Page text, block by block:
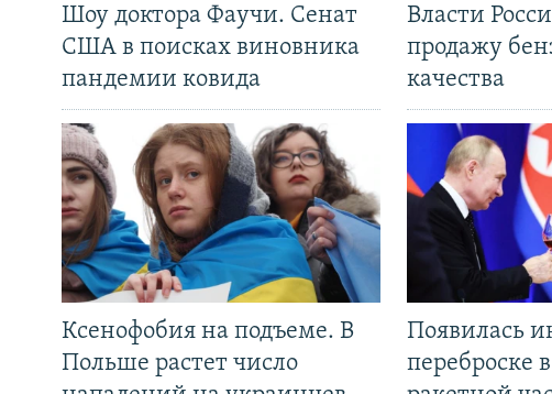
Шоу доктора Фаучи. Сенат
США в поисках виновника
пандемии ковида
Ксенофобия на подъеме. В
Польше растет число
Власти
продажу
качества
Появилась
переброске